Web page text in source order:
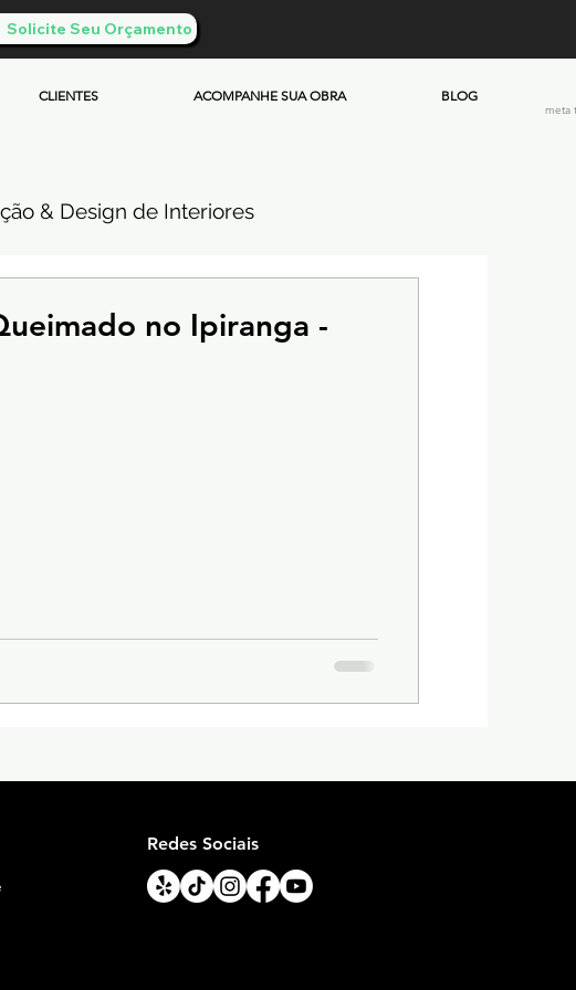
Solicite Seu Orçamento
CLIENTES ACOMPANHE SUA OBRA BLOG
meta
& Design de Interiores
no Ipiranga -
Redes Sociais